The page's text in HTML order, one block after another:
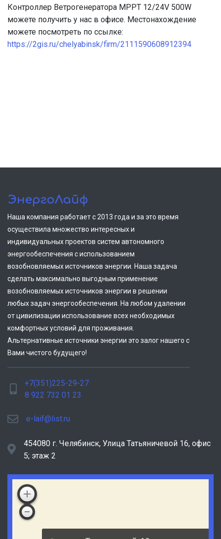
Контроллер Ветрогенератора MPPT 12/24V 500W
можете получить у нас в офисе. Местонахождение
можете посмотреть по ссылке:
https://2gis.ru/chelyabinsk/firm/2111590608912394
ЭнергоЛайф
Наша компания работает с 2013 года и за это время
осуществила множество интересных и
индивидуальных проектов систем автономного
энергообеспечения с использованием
возобновляемых источников энергии. Наша задача
сделать максимально выгодным применение
возобновляемых источников энергии в решении
любых задач энергообеспечения. На любом удалении
от цивилизации использование всех необходимых
комфортных условий для проживания.
Альтернативные источники энергии это залог нашего с
Вами чистого будущего!
+7(351)225-29-27
8 922 732 01 23
e-laif@list.ru
454080 г. Челябинск, ​Улица Татьяничевой 16, офис
5; этаж 2